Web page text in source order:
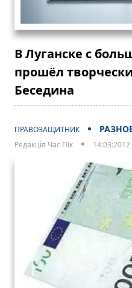
В Луганске с
прошёл
Беседина
ПРАВОЗАЩИТНИК
Редакція Час Пік 14:03:2012